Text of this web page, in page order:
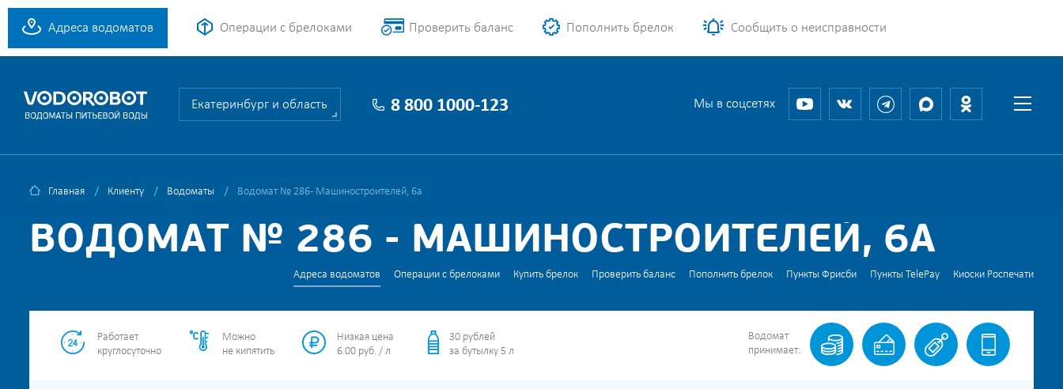
Адреса водоматов Операции с брелоками Проверить баланс Пополнить брелок Сообщить о неисправности
Екатеринбург и область 8 800 1000-123 Мы в соцсетях
Главная Клиенту Водоматы Водомат № 286 - Машиностроителей, 6а
ВОДОМАТ № 286 - МАШИНОСТРОИТЕЛЕЙ, 6А
Адреса водоматов Операции с брелоками Купить брелок Проверить баланс Пополнить брелок Пункты Фрисби Пункты TelePay Киоски Роспечати
Работает
круглосуточно
Можно
не кипятить
Низкая цена
6.00 руб. / л
30 рублей
за бутылку 5 л
Водомат
принимает: